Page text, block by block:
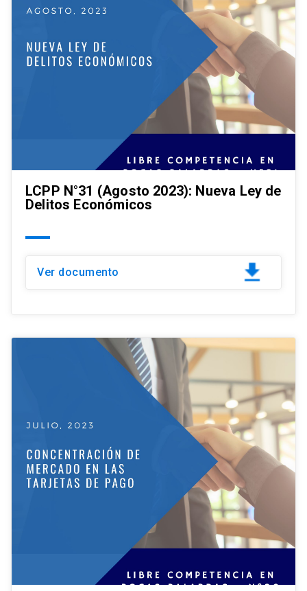
LCPP N°31 (Agosto 2023): Nueva Ley de
Delitos Económicos
Ver documento